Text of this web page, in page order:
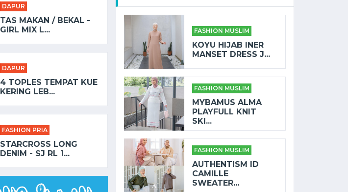
DAPUR
TAS MAKAN / BEKAL -
GIRL MIX L...
DAPUR
4 TOPLES TEMPAT KUE
KERING LEB...
FASHION PRIA
STARCROSS LONG
DENIM - SJ RL 1...
FASHION MUSLIM
KOYU HIJAB INER
MANSET DRESS J...
FASHION MUSLIM
MYBAMUS ALMA
PLAYFULL KNIT
SKI...
FASHION MUSLIM
AUTHENTISM ID
CAMILLE
SWEATER...